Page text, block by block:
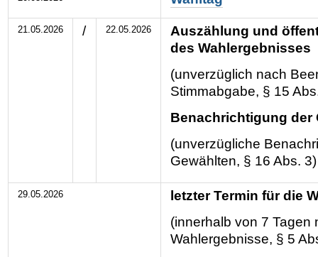
21.05.2026 / 22.05.2026
Auszählung und
des Wahlergebnisses
(unverzüglich nach
Stimmabgabe, § 15
Benachrichtigung der
(unverzügliche
Gewählten, § 16 Abs. 3)
29.05.2026
letzter Termin für die
(innerhalb von 7 Tagen
Wahlergebnisse, § 5